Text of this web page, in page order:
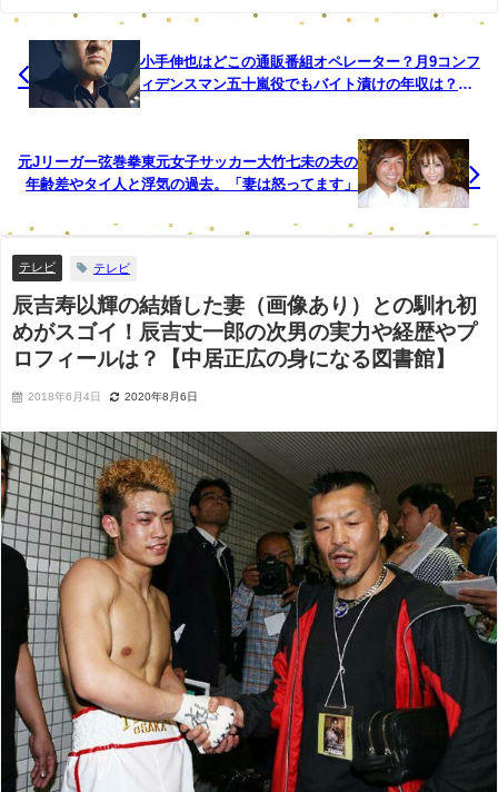
小手伸也はどこの通販番組オペレーター？月9コンフ
ィデンスマン五十嵐役でもバイト漬けの年収は？結
元Jリーガー弦巻拳東元女子サッカー大竹七未の夫の
年齢差やタイ人と浮気の過去。「妻は怒ってます」
テレビ テレビ
辰吉寿以輝の結婚した妻（画像あり）との馴れ初
めがスゴイ！辰吉丈一郎の次男の実力や経歴やプ
ロフィールは？【中居正広の身になる図書館】
2018年6月4日 2020年8月6日